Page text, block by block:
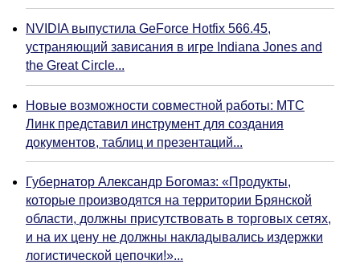
NVIDIA выпустила GeForce Hotfix 566.45,
устраняющий зависания в игре Indiana Jones and
the Great Circle...
Новые возможности совместной работы: МТС
Линк представил инструмент для создания
документов, таблиц и презентаций...
Губернатор Александр Богомаз: «Продукты,
которые производятся на территории Брянской
области, должны присутствовать в торговых сетях,
и на их цену не должны накладывались издержки
логистической цепочки!»...